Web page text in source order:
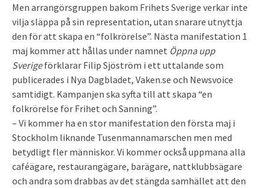
Men arrangörsgruppen bakom Frihets Sverige verkar inte
vilja släppa på sin representation, utan snarare utnyttja
den för att skapa en “folkrörelse”. Nästa manifestation 1
maj kommer att hållas under namnet Öppna upp
Sverigeförklarar Filip Sjöström i ett uttalande som
publicerades i Nya Dagbladet, Vaken.se och Newsvoice
samtidigt. Kampanjen ska syfta till att skapa “en
folkrörelse för Frihet och Sanning”.
– Vi kommer ha en stor manifestation den första maj i
Stockholm liknande Tusenmannamarschen men med
betydligt fler människor. Vi kommer också uppmana alla
caféägare, restaurangägare, barägare, nattklubbsägare
och andra som drabbas av det stängda samhället att den